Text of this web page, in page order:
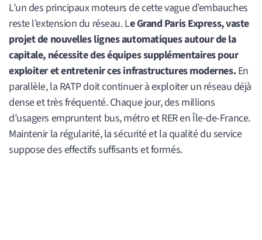
L’un des principaux moteurs de cette vague d’embauches
reste l’extension du réseau. Le Grand Paris Express, vaste
projet de nouvelles lignes automatiques autour de la
capitale, nécessite des équipes supplémentaires pour
exploiter et entretenir ces infrastructures modernes.En
parallèle, la RATP doit continuer à exploiter un réseau déjà
dense et très fréquenté. Chaque jour, des millions
d’usagers empruntent bus, métro et RER en Île-de-France.
Maintenir la régularité, la sécurité et la qualité du service
suppose des effectifs suffisants et formés.